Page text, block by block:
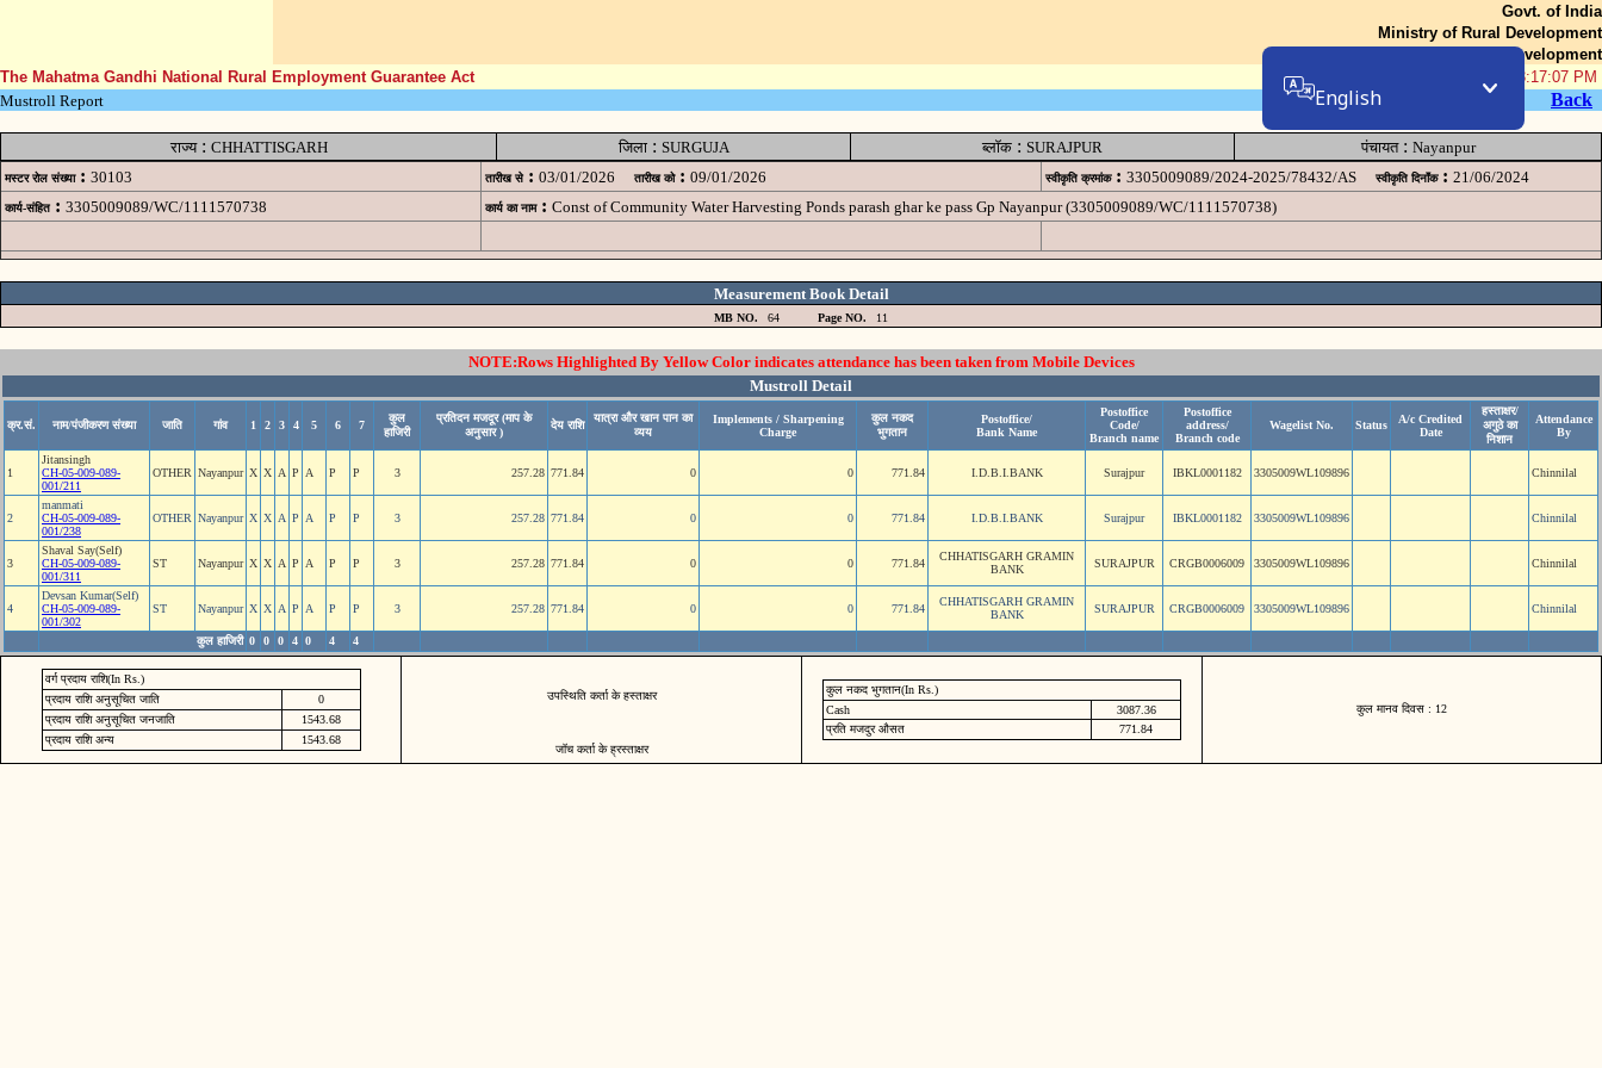
Govt. of India
Ministry of Rural Development
Department of Rural Development
The Mahatma Gandhi National Rural Employment Guarantee Act
08-Aug-2026 08:17:07 PM
Mustroll Report
Back
राज्य: CHHATTISGARH जिला: SURGUJA ब्लॉक : SURAJPUR पंचायत: Nayanpur
मस्टर रोल संख्या : 30103 तारीख से : 03/01/2026 तारीख को : 09/01/2026 स्वीकृति क्रमांक : 3305009089/2024-2025/78432/AS स्वीकृति दिनॉंक : 21/06/2024
कार्य-संहित : 3305009089/WC/1111570738 कार्य का नाम : Const of Community Water Harvesting Ponds parash ghar ke pass Gp Nayanpur (3305009089/WC/1111570738)
Measurement Book Detail
MB NO. 64 Page NO. 11
NOTE:Rows Highlighted By Yellow Color indicates attendance has been taken from Mobile Devices
Mustroll Detail
क्र.सं. नाम/पंजीकरण संख्या जाति गांव 1 2 3 4 5 6 7
कुल
हाजिरी
प्रतिदन मजदूर (माप के
अनुसार )
देय राशि
यात्रा और खान पान का
व्यय
Implements / Sharpening
Charge
कुल नकद
भुगतान
Postoffice/
Bank Name
Postoffice
Code/
Branch name
Postoffice
address/
Branch code
Wagelist No. Status
A/c Credited
Date
हस्ताक्षर/
अगुठे का
निशान
Attendance
By
1
Jitansingh
CH-05-009-089-
001/211
OTHER Nayanpur X X A P A P P 3 257.28 771.84 0 0 771.84 I.D.B.I.BANK Surajpur IBKL0001182 3305009WL109896 Chinnilal
2
manmati
CH-05-009-089-
001/238
OTHER Nayanpur X X A P A P P 3 257.28 771.84 0 0 771.84 I.D.B.I.BANK Surajpur IBKL0001182 3305009WL109896 Chinnilal
3
Shaval Say(Self)
CH-05-009-089-
001/311
ST Nayanpur X X A P A P P 3 257.28 771.84 0 0 771.84
CHHATISGARH GRAMIN
BANK
SURAJPUR CRGB0006009 3305009WL109896 Chinnilal
4
Devsan Kumar(Self)
CH-05-009-089-
001/302
ST Nayanpur X X A P A P P 3 257.28 771.84 0 0 771.84
CHHATISGARH GRAMIN
BANK
SURAJPUR CRGB0006009 3305009WL109896 Chinnilal
कुल हाजिरी 0 0 0 4 0 4 4
वर्ग प्रदाय राशि(In Rs.)
प्रदाय राशि अनुसूचित जाति
0
प्रदाय राशि अनुसूचित जनजाति
1543.68
प्रदाय राशि अन्य
1543.68
उपस्थिति कर्ता के हस्ताक्षर
जॉच कर्ता के ह्रस्ताक्षर
कुल नकद भुगतान(In Rs.)
Cash
3087.36
प्रति मजदुर औसत
771.84
कुल मानव दिवस : 12
English